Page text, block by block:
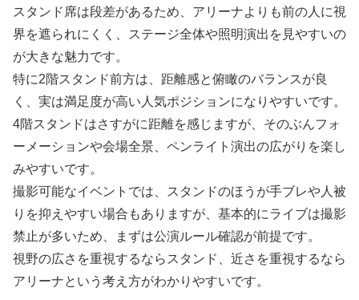
スタンド席は段差があるため、アリーナよりも前の人に視
界を遮られにくく、ステージ全体や照明演出を見やすいの
が大きな魅力です。
特に2階スタンド前方は、距離感と俯瞰のバランスが良
く、実は満足度が高い人気ポジションになりやすいです。
4階スタンドはさすがに距離を感じますが、そのぶんフォ
ーメーションや会場全景、ペンライト演出の広がりを楽し
みやすいです。
撮影可能なイベントでは、スタンドのほうが手ブレや人被
りを抑えやすい場合もありますが、基本的にライブは撮影
禁止が多いため、まずは公演ルール確認が前提です。
視野の広さを重視するならスタンド、近さを重視するなら
アリーナという考え方がわかりやすいです。